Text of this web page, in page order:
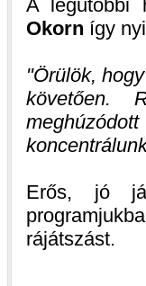
A legutóbbi
Okorn így
Örülök,
követően.
Erős, jó
rájátszást.